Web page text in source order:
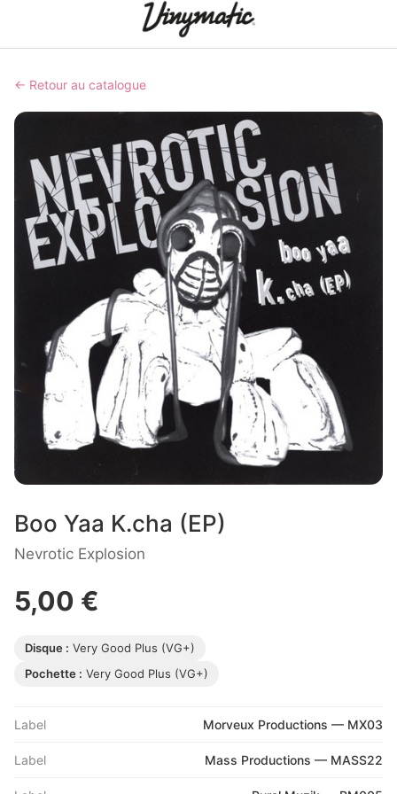
← Retour au catalogue
Boo Yaa K.cha (EP)
Nevrotic Explosion
5,00 €
Disque : Very Good Plus (VG+)
Pochette : Very Good Plus (VG+)
Label Morveux Productions — MX03
Label Mass Productions — MASS22